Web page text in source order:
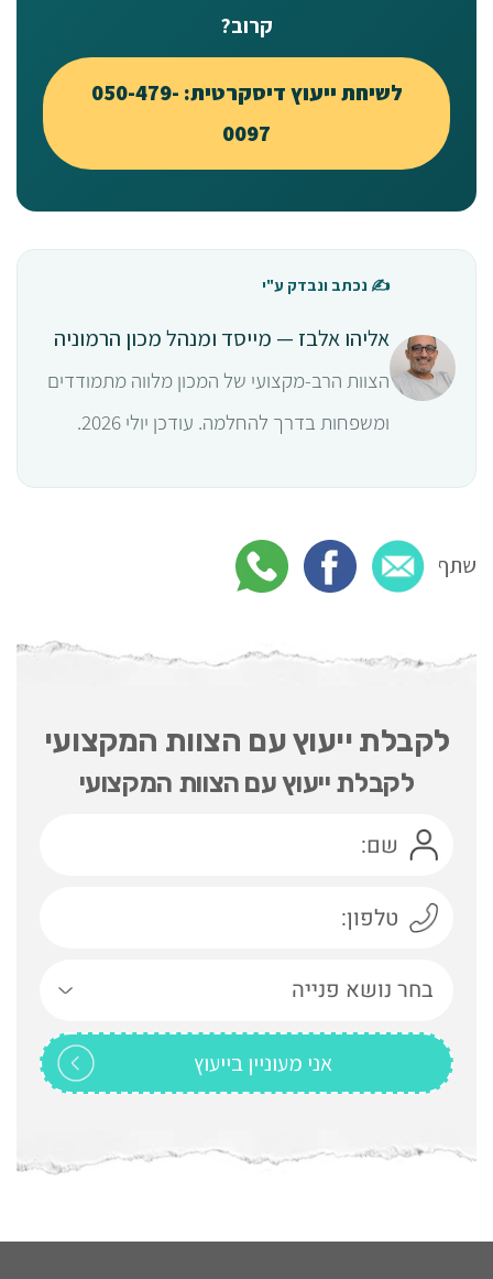
קרוב?
לשיחת ייעוץ דיסקרטית: 050-479-
0097
✍️ נכתב ונבדק ע"י
אליהו אלבז — מייסד ומנהל מכון הרמוניה
הצוות הרב-מקצועי של המכון מלווה מתמודדים
ומשפחות בדרך להחלמה. עודכן יולי 2026.
שתף
לקבלת ייעוץ עם הצוות המקצועי
לקבלת ייעוץ עם הצוות המקצועי